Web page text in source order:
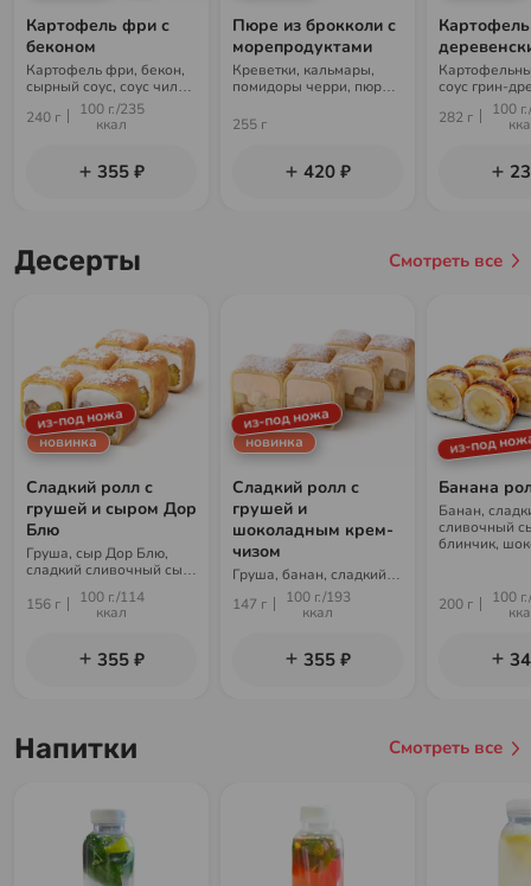
Картофель фри с
беконом
Картофель фри, бекон,
сырный соус, соус чили-
гарлик, пармезан
240 г
100 г./235
ккал
355 ₽
Пюре из брокколи с
морепродуктами
Креветки, кальмары,
помидоры черри, пюре
фирменный соус, лайм,
255 г
420 ₽
соус грин-
282 г
100
Десерты Смотреть все
из-под ножа
новинка
Сладкий ролл с
грушей и сыром Дор
Блю
Груша, сыр Дор Блю,
сладкий сливочный сыр,
сахарная пудра
156 г
100 г./114
ккал
355 ₽
из-под ножа
новинка
Сладкий ролл с
грушей и
шоколадным крем-
чизом
Груша, банан, сладкий
блинчик, шоколадный
крем-чиз, сахарная
147 г
100 г./193
ккал
355 ₽
из-под
Банана
Банан,
сливочный
блинчик,
200 г
100
Напитки Смотреть все